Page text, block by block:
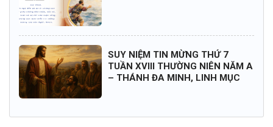
SUY NIỆM TIN MỪNG THỨ 7
TUẦN XVIII THƯỜNG NIÊN NĂM A
– THÁNH ĐA MINH, LINH MỤC